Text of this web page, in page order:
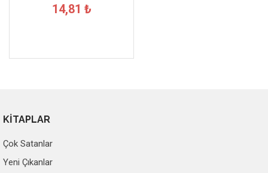
14,81 ₺
KİTAPLAR
Çok Satanlar
Yeni Çıkanlar